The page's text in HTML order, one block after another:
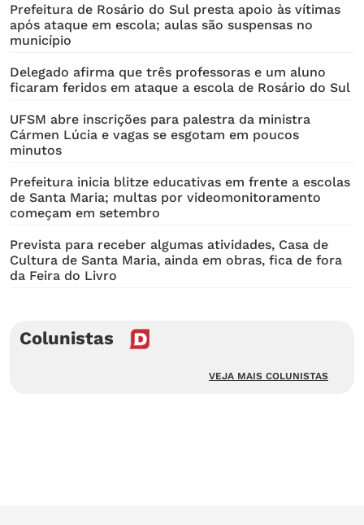
Prefeitura de Rosário do Sul presta apoio às vítimas
após ataque em escola; aulas são suspensas no
município
Delegado afirma que três professoras e um aluno
ficaram feridos em ataque a escola de Rosário do Sul
UFSM abre inscrições para palestra da ministra
Cármen Lúcia e vagas se esgotam em poucos
minutos
Prefeitura inicia blitze educativas em frente a escolas
de Santa Maria; multas por videomonitoramento
começam em setembro
Prevista para receber algumas atividades, Casa de
Cultura de Santa Maria, ainda em obras, fica de fora
da Feira do Livro
Colunistas
VEJA MAIS COLUNISTAS